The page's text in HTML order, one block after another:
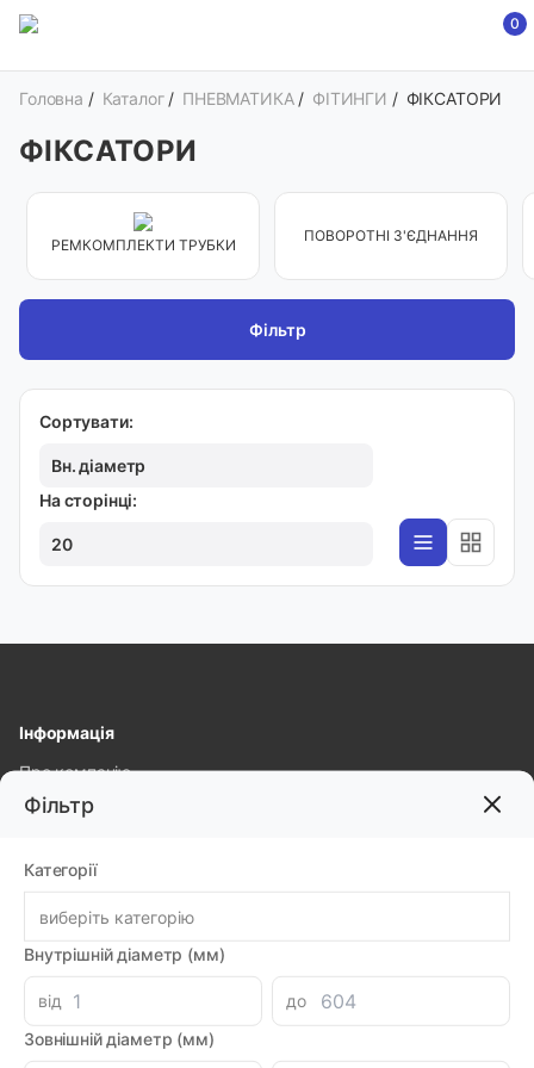
0
Фільтр
Категорії
виберіть категорію
Внутрішній діаметр (мм)
від
до
Зовнішній діаметр (мм)
Головна / Каталог / ПНЕВМАТИКА / ФІТИНГИ / ФІКСАТОРИ
ФІКСАТОРИ
РЕМКОМПЛЕКТИ ТРУБКИ
ПОВОРОТНІ З'ЄДНАННЯ
Фільтр
Сортувати:
Вн. діаметр
На сторінці:
20
Інформація
Про компанію
Доставка і оплата
Політика конфіденційності
Популярні категорії
Контакти
Волинська обл. с. Рованці, вул. Тополева, 40